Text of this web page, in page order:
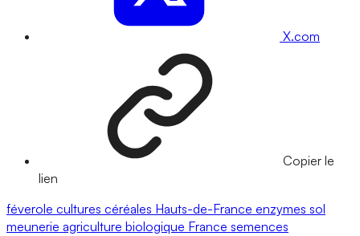
X.com
Copier le
lien
féverole cultures céréales Hauts-de-France enzymes sol
meunerie agriculture biologique France semences